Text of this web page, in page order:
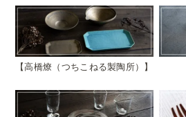
高橋燎（つちこねる製陶所）